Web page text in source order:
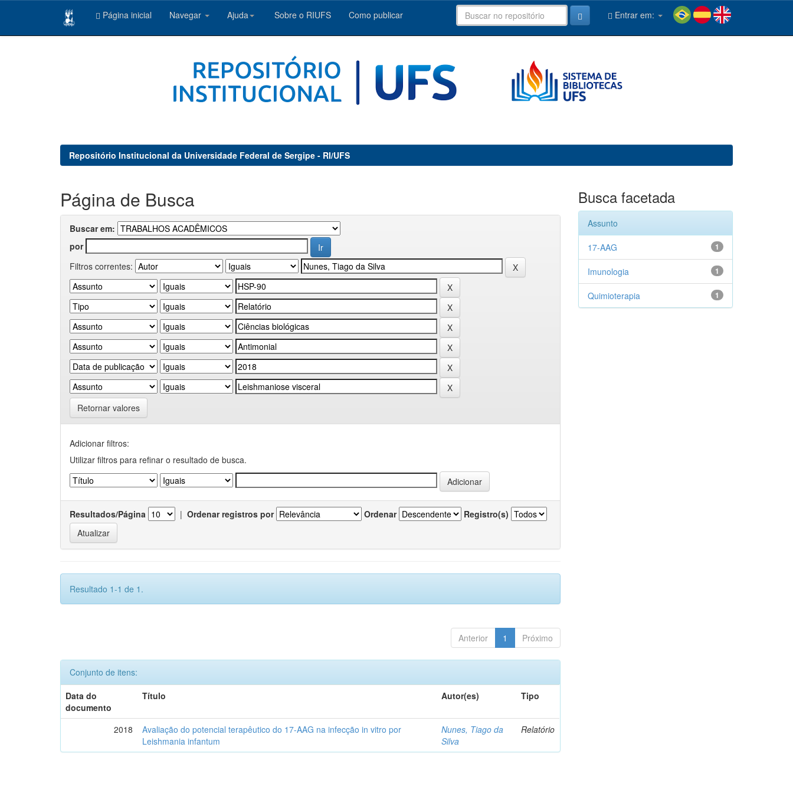
Página inicial Navegar Ajuda Sobre o RIUFS Como publicar Entrar em:
Repositório Institucional da Universidade Federal de Sergipe - RI/UFS
Página de Busca
Buscar em:
por
Filtros correntes:
Retornar valores
Adicionar filtros:
Utilizar filtros para refinar o resultado de busca.
Resultados/Página | Ordenar registros por Ordenar Registro(s)
Resultado 1-1 de 1.
Anterior 1 Próximo
Conjunto de itens:
Data do
documento
Título Autor(es) Tipo
2018
Avaliação do potencial terapêutico do 17-AAG na infecção in vitro por
Leishmania infantum
Nunes, Tiago da
Silva
Relatório
Busca facetada
Assunto
1
17-AAG
1
Imunologia
1
Quimioterapia